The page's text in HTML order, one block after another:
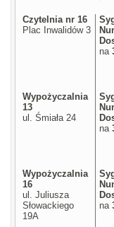
Czytelnia nr 16
Plac Inwalidów 3
na
Wypożyczalnia
13
ul. Śmiała 24
na
Wypożyczalnia
16
ul. Juliusza
Słowackiego
19A
na